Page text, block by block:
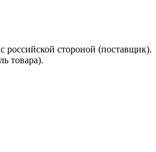
российской стороной (поставщик).
товара).